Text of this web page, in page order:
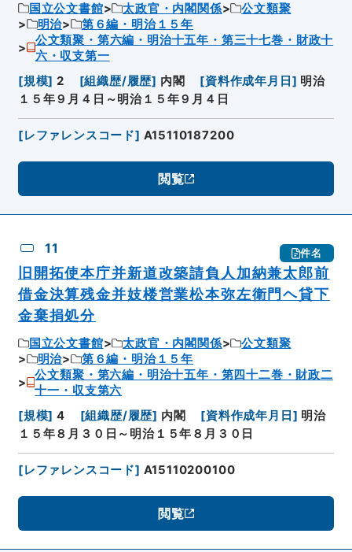
国立公文書館 太政官・内閣関係
公文類聚
明治
第６編・明治１５年
公文類聚・第六編・明治十五年・第三十七巻・財政十
六・収支第一
[規模] 2 [組織歴/履歴] 内閣 [資料作成年月日 ] 明治
１５年９月４日～明治１５年９月４日
[レファレンスコード] A15110187200
閲覧
11 件名
旧開拓使本庁并新道改築請負人加納兼太郎前
借金決算残金并妓楼営業松本弥左衛門ヘ貸下
金棄捐処分
国立公文書館 太政官・内閣関係
公文類聚
明治
第６編・明治１５年
公文類聚・第六編・明治十五年・第四十二巻・財政二
十一・収支第六
[規模] 4 [組織歴/履歴] 内閣 [資料作成年月日 ] 明治
１５年８月３０日～明治１５年８月３０日
[レファレンスコード] A15110200100
閲覧